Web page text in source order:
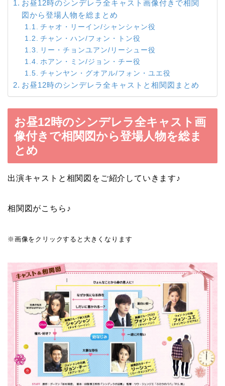
お昼12時のシンデレラ全キャスト画像付きで相関
図から登場人物を総まとめ
チャオ・リーイン/シャンシャン役
チャン・ハン/フォン・トン役
リー・チョンユアン/リーシュー役
ホアン・ミン/ジョン・チー役
チャンヤン・グオアル/フォン・ユエ役
お昼12時のシンデレラ全キャストと相関図まとめ
お昼12時のシンデレラ全キャスト画
像付きで相関図から登場人物を総ま
とめ
出演キャストと相関図をご紹介していきます♪
相関図がこちら♪
※画像をクリックすると大きくなります